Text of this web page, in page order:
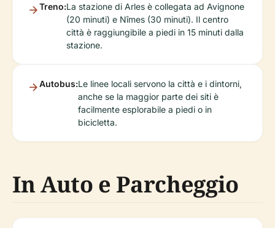
Treno:La stazione di Arles è collegata ad Avignone
(20 minuti) e Nîmes (30 minuti). Il centro
città è raggiungibile a piedi in 15 minuti dalla
stazione.
Autobus:Le linee locali servono la città e i dintorni,
anche se la maggior parte dei siti è
facilmente esplorabile a piedi o in
bicicletta.
In Auto e Parcheggio